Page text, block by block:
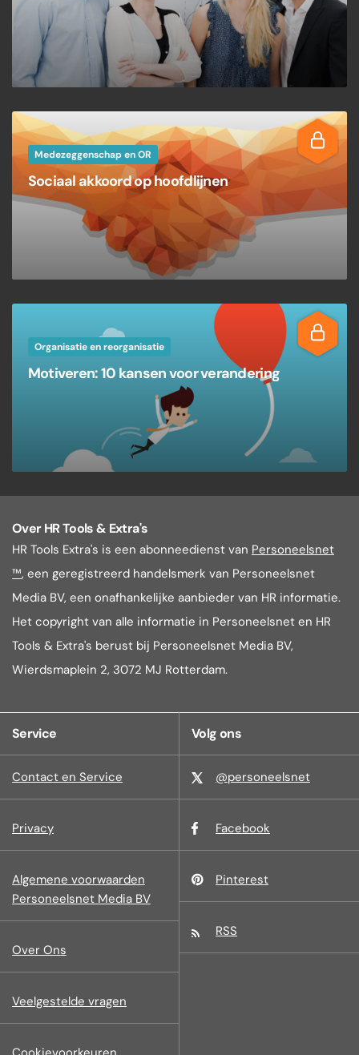
Medezeggenschap en OR
Sociaal akkoord op hoofdlijnen
Organisatie en reorganisatie
Motiveren: 10 kansen voor verandering
Over HR Tools & Extra's
HR Tools Extra's is een abonneedienst van Personeelsnet
™, een geregistreerd handelsmerk van Personeelsnet
Media BV, een onafhankelijke aanbieder van HR informatie.
Het copyright van alle informatie in Personeelsnet en HR
Tools & Extra's berust bij Personeelsnet Media BV,
Wierdsmaplein 2, 3072 MJ Rotterdam.
Service
Contact en Service
Privacy
Algemene voorwaarden
Personeelsnet Media BV
Over Ons
Veelgestelde vragen
Volg ons
@personeelsnet
Facebook
Pinterest
RSS